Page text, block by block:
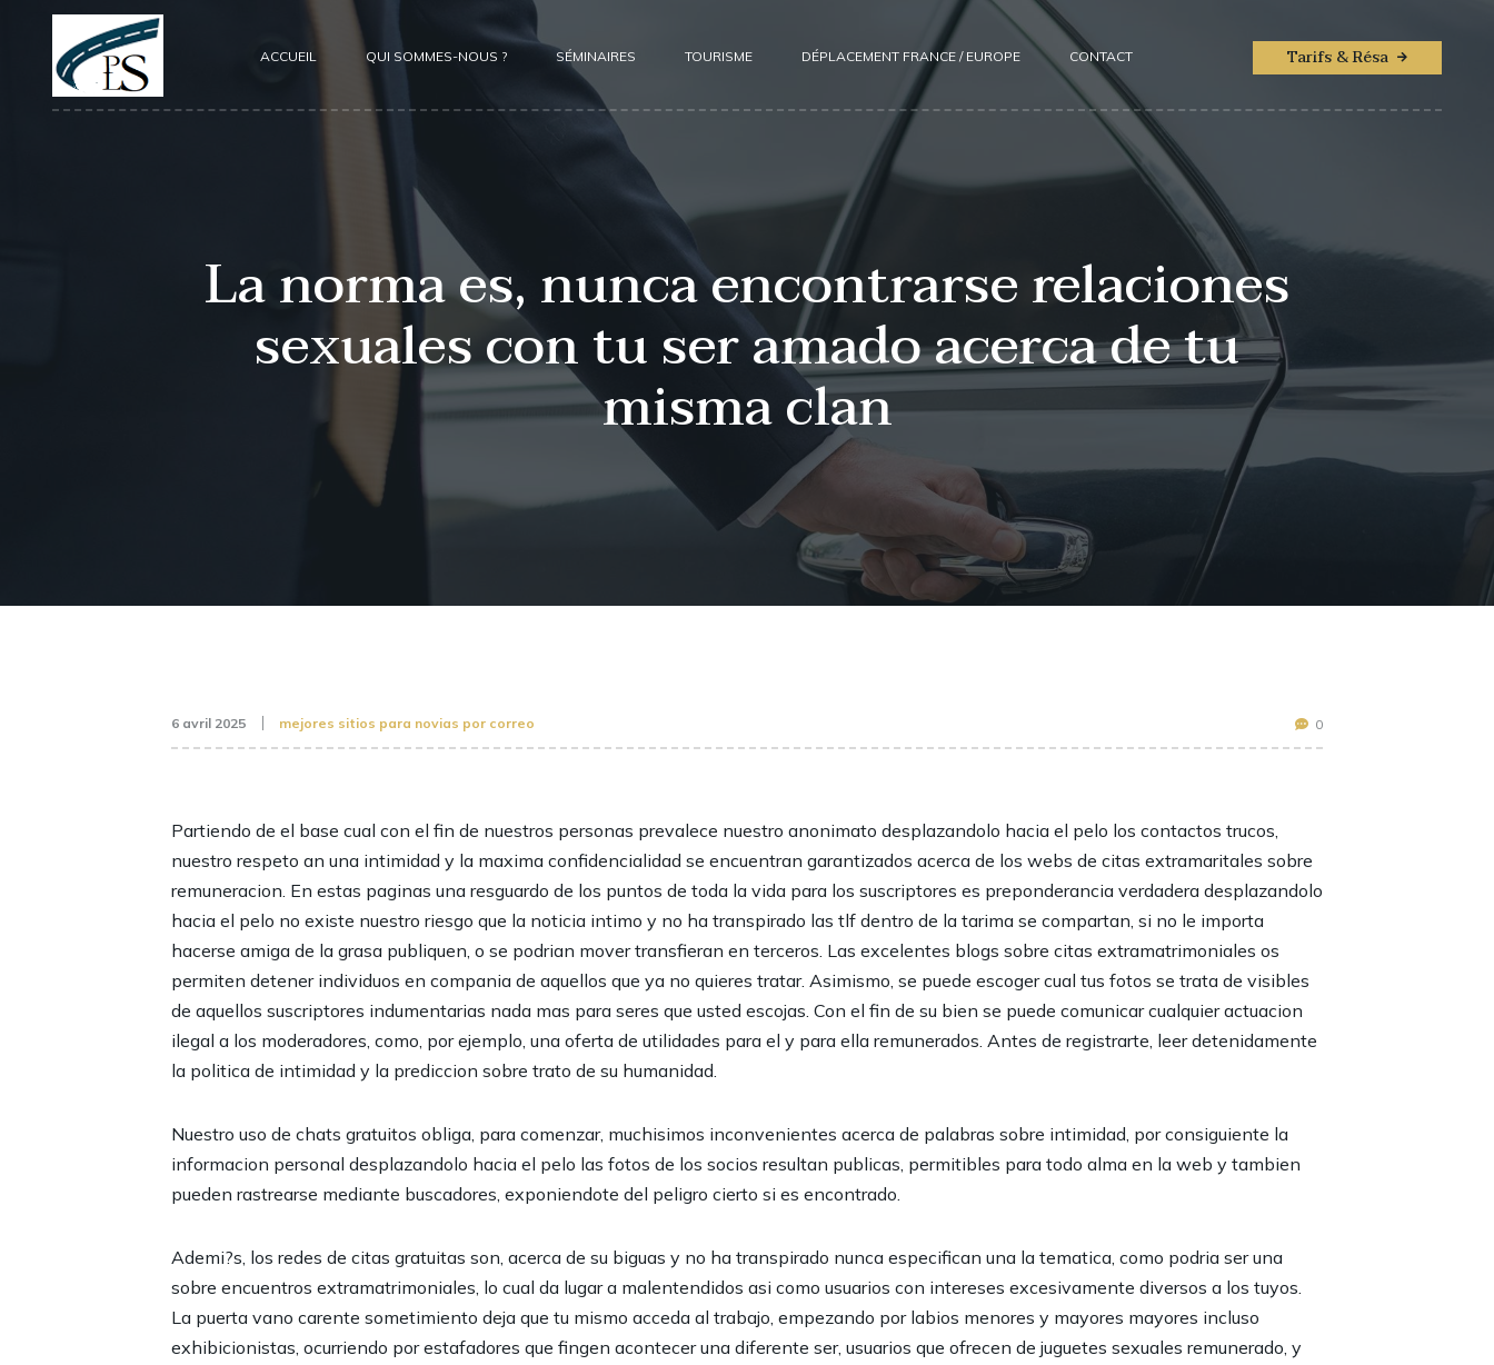
ACCUEIL QUI SOMMES-NOUS ? SÉMINAIRES TOURISME DÉPLACEMENT FRANCE / EUROPE CONTACT Tarifs & Résa
La norma es, nunca encontrarse relaciones
sexuales con tu ser amado acerca de tu
misma clan
6 avril 2025 mejores sitios para novias por correo 0
Partiendo de el base cual con el fin de nuestros personas prevalece nuestro anonimato desplazandolo hacia el pelo los contactos trucos,
nuestro respeto an una intimidad y la maxima confidencialidad se encuentran garantizados acerca de los webs de citas extramaritales sobre
remuneracion. En estas paginas una resguardo de los puntos de toda la vida para los suscriptores es preponderancia verdadera desplazandolo
hacia el pelo no existe nuestro riesgo que la noticia intimo y no ha transpirado las tlf dentro de la tarima se compartan, si no le importa
hacerse amiga de la grasa publiquen, o se podrian mover transfieran en terceros. Las excelentes blogs sobre citas extramatrimoniales os
permiten detener individuos en compania de aquellos que ya no quieres tratar. Asimismo, se puede escoger cual tus fotos se trata de visibles
de aquellos suscriptores indumentarias nada mas para seres que usted escojas. Con el fin de su bien se puede comunicar cualquier actuacion
ilegal a los moderadores, como, por ejemplo, una oferta de utilidades para el y para ella remunerados. Antes de registrarte, leer detenidamente
la politica de intimidad y la prediccion sobre trato de su humanidad.
Nuestro uso de chats gratuitos obliga, para comenzar, muchisimos inconvenientes acerca de palabras sobre intimidad, por consiguiente la
informacion personal desplazandolo hacia el pelo las fotos de los socios resultan publicas, permitibles para todo alma en la web y tambien
pueden rastrearse mediante buscadores, exponiendote del peligro cierto si es encontrado.
Ademi?s, los redes de citas gratuitas son, acerca de su biguas y no ha transpirado nunca especifican una la tematica, como podria ser una
sobre encuentros extramatrimoniales, lo cual da lugar a malentendidos asi como usuarios con intereses excesivamente diversos a los tuyos.
La puerta vano carente sometimiento deja que tu mismo acceda al trabajo, empezando por labios menores y mayores mayores incluso
exhibicionistas, ocurriendo por estafadores que fingen acontecer una diferente ser, usuarios que ofrecen de juguetes sexuales remunerado, y